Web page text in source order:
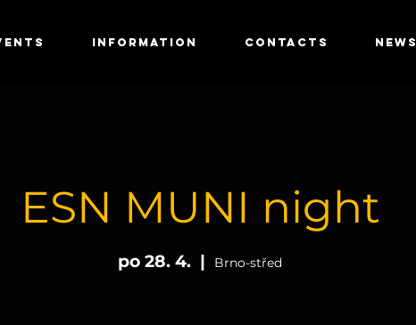
INFORMATION CONTACTS NEWS
ESN MUNI night
po 28. 4.
  |
Brno-střed